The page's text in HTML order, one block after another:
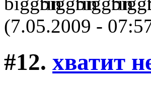
(7.05.2009 -
#12. хватит